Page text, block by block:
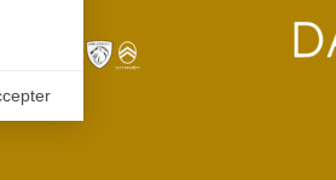
vos Options